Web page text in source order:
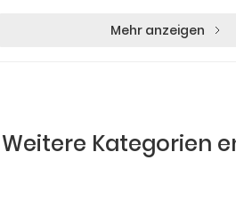
Mehr anzeigen
Weitere Kategorien